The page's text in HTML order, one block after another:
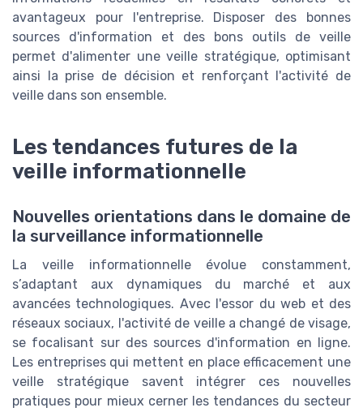
avantageux pour l'entreprise. Disposer des bonnes
sources d'information et des bons outils de veille
permet d'alimenter une veille stratégique, optimisant
ainsi la prise de décision et renforçant l'activité de
veille dans son ensemble.
Les tendances futures de la
veille informationnelle
Nouvelles orientations dans le domaine de
la surveillance informationnelle
La veille informationnelle évolue constamment,
s’adaptant aux dynamiques du marché et aux
avancées technologiques. Avec l'essor du web et des
réseaux sociaux, l'activité de veille a changé de visage,
se focalisant sur des sources d'information en ligne.
Les entreprises qui mettent en place efficacement une
veille stratégique savent intégrer ces nouvelles
pratiques pour mieux cerner les tendances du secteur